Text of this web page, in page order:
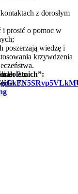
z dorosłym
i prosić o pomoc w
poszerzają wiedzę i
krzywdzenia